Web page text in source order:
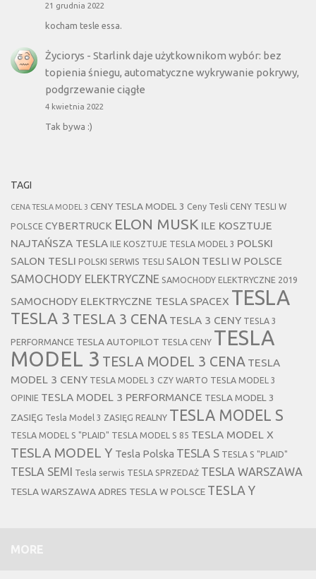
21 grudnia 2022
kocham tesle essa.
Życiorys - Starlink daje użytkownikom wybór: bez
topienia śniegu, automatyczne wykrywanie pokrywy,
podgrzewanie ciągłe
4 kwietnia 2022
Tak bywa :)
TAGI
CENA TESLA MODEL 3 CENY TESLA MODEL 3 Ceny Tesli CENY TESLI W
POLSCE CYBERTRUCK ELON MUSK ILE KOSZTUJE
NAJTAŃSZA TESLA ILE KOSZTUJE TESLA MODEL 3 POLSKI
SALON TESLI POLSKI SERWIS TESLI SALON TESLI W POLSCE
SAMOCHODY ELEKTRYCZNE SAMOCHODY ELEKTRYCZNE 2019
SAMOCHODY ELEKTRYCZNE TESLA SPACEX TESLA
TESLA 3 TESLA 3 CENA TESLA 3 CENY TESLA 3
PERFORMANCE TESLA AUTOPILOT TESLA CENY TESLA
MODEL 3 TESLA MODEL 3 CENA TESLA
MODEL 3 CENY TESLA MODEL 3 CZY WARTO TESLA MODEL 3
OPINIE TESLA MODEL 3 PERFORMANCE TESLA MODEL 3
ZASIĘG Tesla Model 3 ZASIĘG REALNY TESLA MODEL S
TESLA MODEL S "PLAID" TESLA MODEL S 85 TESLA MODEL X
TESLA MODEL Y Tesla Polska TESLA S TESLA S "PLAID"
TESLA SEMI Tesla serwis TESLA SPRZEDAŻ TESLA WARSZAWA
TESLA WARSZAWA ADRES TESLA W POLSCE TESLA Y
MORE